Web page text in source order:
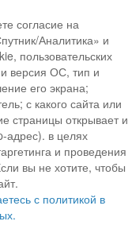
согласие на
Аналитика» и
пользовательских
версия ОС, тип и
его экрана;
с какого сайта или
страницы открывает и
адрес). в целях
и проведения
вы не хотите, чтобы
с политикой в